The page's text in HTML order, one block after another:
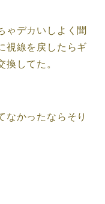
ゃデカいしよく聞
視線を戻したらギ
換してた。
なかったならそり